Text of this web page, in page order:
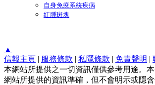
自身免疫系統疾病
紅腫斑塊
▲
信報主頁 | 服務條款 | 私隱條款 | 免責聲明 |
本網站所提供之一切資訊僅供參考用途。
網站所提供的資訊準確，但不會明示或隱